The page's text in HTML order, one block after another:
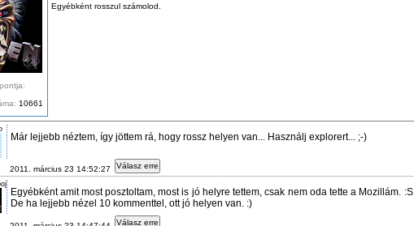
10661
Egyébként rosszul számolod.
Már lejjebb néztem, így jöttem rá, hogy rossz helyen van... Használj explorert... ;-)
2011. március 23 14:52:27 Válasz erre
Egyébként amit most posztoltam, most is jó helyre tettem, csak nem oda tette a Mozillám. :S
De ha lejjebb nézel 10 kommenttel, ott jó helyen van. :)
Válasz erre